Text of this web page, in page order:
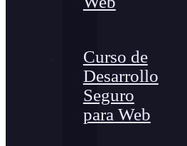
Curso de
Desarrollo
Seguro
para Web